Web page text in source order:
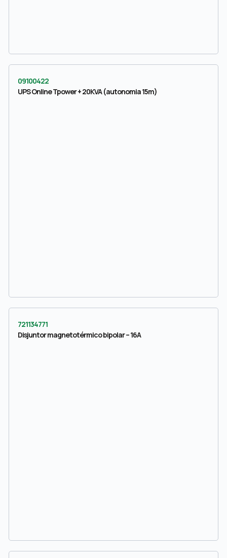
09100422
UPS Online Tpower + 20KVA (autonomia 15m)
721134771
Disjuntor magnetotérmico bipolar – 16A